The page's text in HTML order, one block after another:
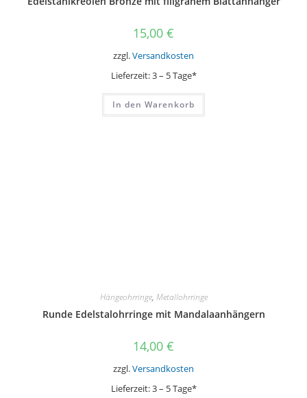
15,00 €
zzgl.Versandkosten
Lieferzeit:3 – 5 Tage*
In den Warenkorb
Hängeohrringe, Metallohrringe
Runde Edelstalohrringe mit Mandalaanhängern
14,00 €
zzgl.Versandkosten
Lieferzeit:3 – 5 Tage*